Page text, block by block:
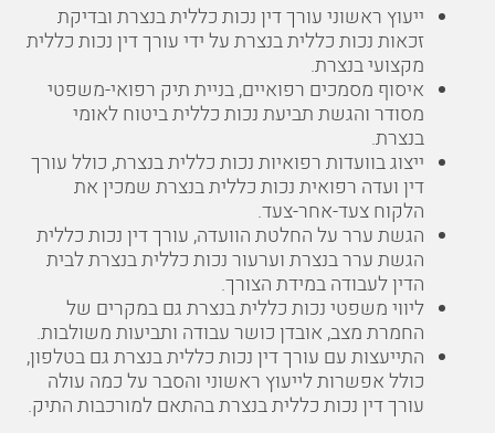
ייעוץ ראשוני עורך דין נכות כללית בנצרת ובדיקת
זכאות נכות כללית בנצרת על ידי עורך דין נכות כללית
מקצועי בנצרת.
איסוף מסמכים רפואיים, בניית תיק רפואי-משפטי
מסודר והגשת תביעת נכות כללית ביטוח לאומי
בנצרת.
ייצוג בוועדות רפואיות נכות כללית בנצרת, כולל עורך
דין ועדה רפואית נכות כללית בנצרת שמכין את
הלקוח צעד-אחר-צעד.
הגשת ערר על החלטת הוועדה, עורך דין נכות כללית
הגשת ערר בנצרת וערעור נכות כללית בנצרת לבית
הדין לעבודה במידת הצורך.
ליווי משפטי נכות כללית בנצרת גם במקרים של
החמרת מצב, אובדן כושר עבודה ותביעות משולבות.
התייעצות עם עורך דין נכות כללית בנצרת גם בטלפון,
כולל אפשרות לייעוץ ראשוני והסבר על כמה עולה
עורך דין נכות כללית בנצרת בהתאם למורכבות התיק.